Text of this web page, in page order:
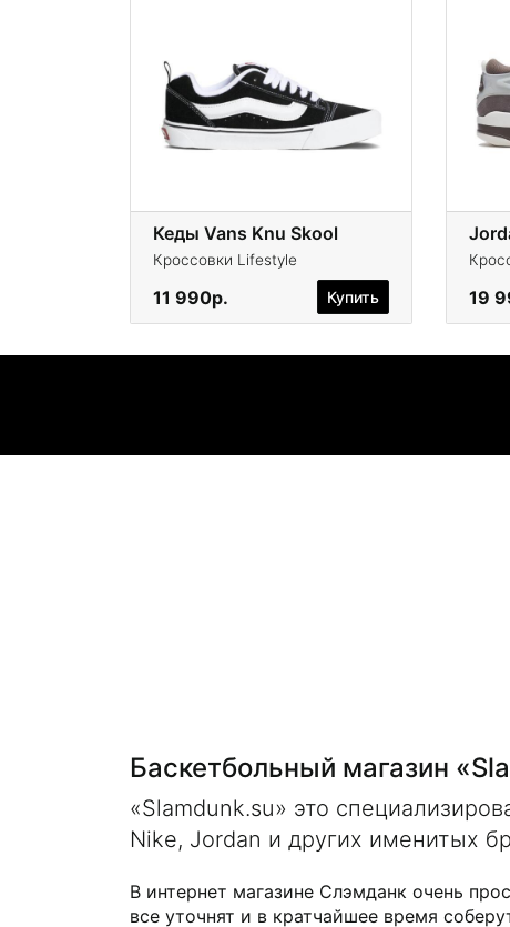
Кеды Vans Knu Skool
Кроссовки Lifestyle
11 990р. Купить 19
Баскетбольный магазин
«Slamdunk.su» это
Nike, Jordan и других именитых
В интернет магазине Слэмданк очень
все уточнят и в кратчайшее время